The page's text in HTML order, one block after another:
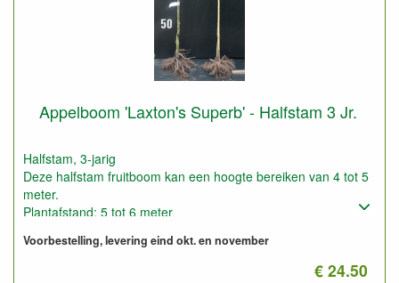
Appelboom 'Laxton's Superb' - Halfstam 3 Jr.
Halfstam, 3-jarig
Deze halfstam fruitboom kan een hoogte bereiken van 4 tot 5
meter.
Plantafstand: 5 tot 6 meter
Voorbestelling, levering eind okt. en november
€ 24.50